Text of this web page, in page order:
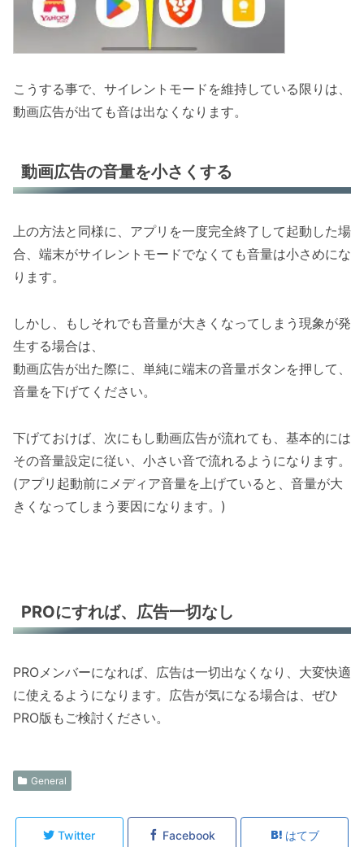
こうする事で、サイレントモードを維持している限りは、
動画広告が出ても音は出なくなります。
動画広告の音量を小さくする
上の方法と同様に、アプリを一度完全終了して起動した場
合、端末がサイレントモードでなくても音量は小さめにな
ります。
しかし、もしそれでも音量が大きくなってしまう現象が発
生する場合は、
動画広告が出た際に、単純に端末の音量ボタンを押して、
音量を下げてください。
下げておけば、次にもし動画広告が流れても、基本的には
その音量設定に従い、小さい音で流れるようになります。
(アプリ起動前にメディア音量を上げていると、音量が大
きくなってしまう要因になります。)
PROにすれば、広告一切なし
PROメンバーになれば、広告は一切出なくなり、大変快適
に使えるようになります。広告が気になる場合は、ぜひ
PRO版もご検討ください。
General
Twitter Facebook はてブ